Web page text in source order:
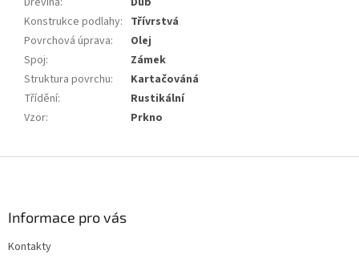
Konstrukce podlahy: Třívrstvá
Povrchová úprava:
Olej
Spoj:
Zámek
Struktura povrchu:
Kartačováná
Třídění:
Rustikální
Vzor: Prkno
Informace pro vás
Kontakty